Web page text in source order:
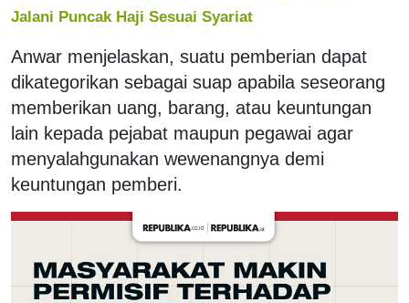
Jalani Puncak Haji Sesuai Syariat
Anwar menjelaskan, suatu pemberian dapat
dikategorikan sebagai suap apabila seseorang
memberikan uang, barang, atau keuntungan
lain kepada pejabat maupun pegawai agar
menyalahgunakan wewenangnya demi
keuntungan pemberi.